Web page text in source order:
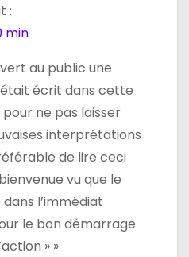
:
min
au public une
écrit dans cette
ne pas laisser
interprétations
de lire ceci
vu que le
l’immédiat
le bon démarrage
» »